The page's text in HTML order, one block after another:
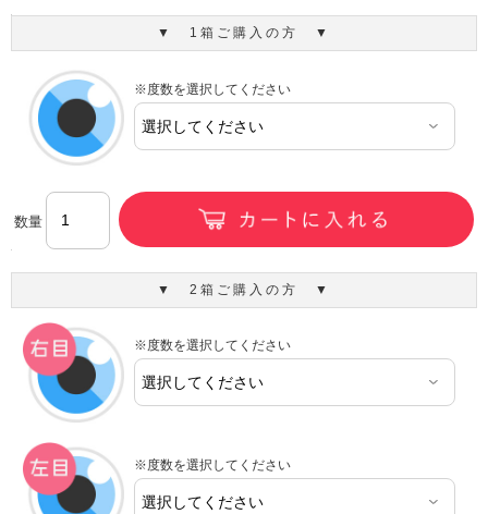
▼ 1箱ご購入の方 ▼
※度数を選択してください
数量
▼ 2箱ご購入の方 ▼
※度数を選択してください
※度数を選択してください